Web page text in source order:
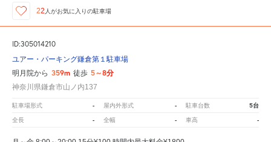
22 人がお気に入りの駐車場
ID:305014210
ユアー・パーキング鎌倉第１駐車場
明月院から 359m 徒歩 5～8分
神奈川県鎌倉市山ノ内137
駐車場形式 - 屋内外形式 - 駐車台数 5台
全長 - 全幅 - 車高 -